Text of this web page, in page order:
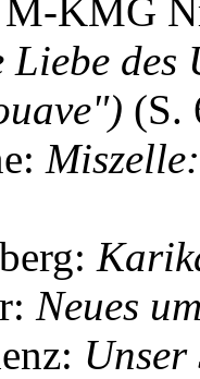
KMG
Liebe des
(S.
:
: Neues
: Unser